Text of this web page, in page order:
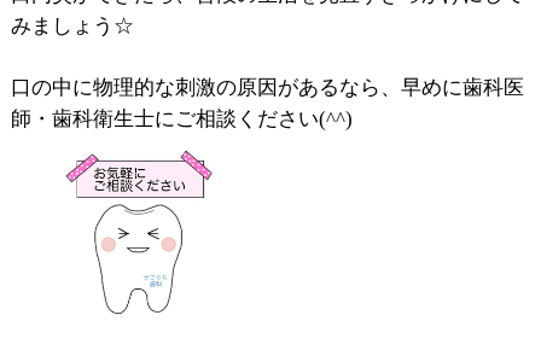
みましょう☆
口の中に物理的な刺激の原因があるなら、早めに歯科医
師・歯科衛生士にご相談ください(^^)